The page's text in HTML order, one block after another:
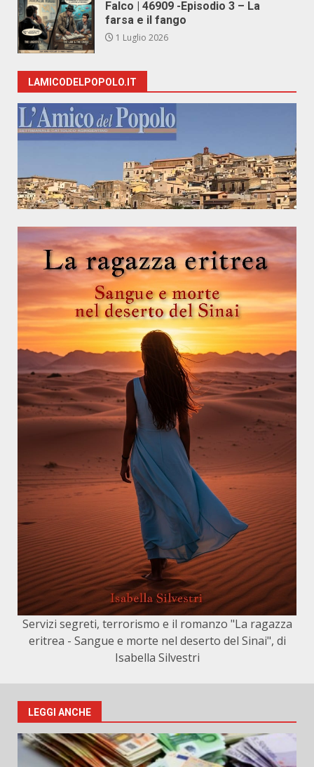
Falco | 46909 -Episodio 3 – La
farsa e il fango
1 Luglio 2026
LAMICODELPOPOLO.IT
Servizi segreti, terrorismo e il romanzo "La ragazza
eritrea - Sangue e morte nel deserto del Sinai", di
Isabella Silvestri
LEGGI ANCHE